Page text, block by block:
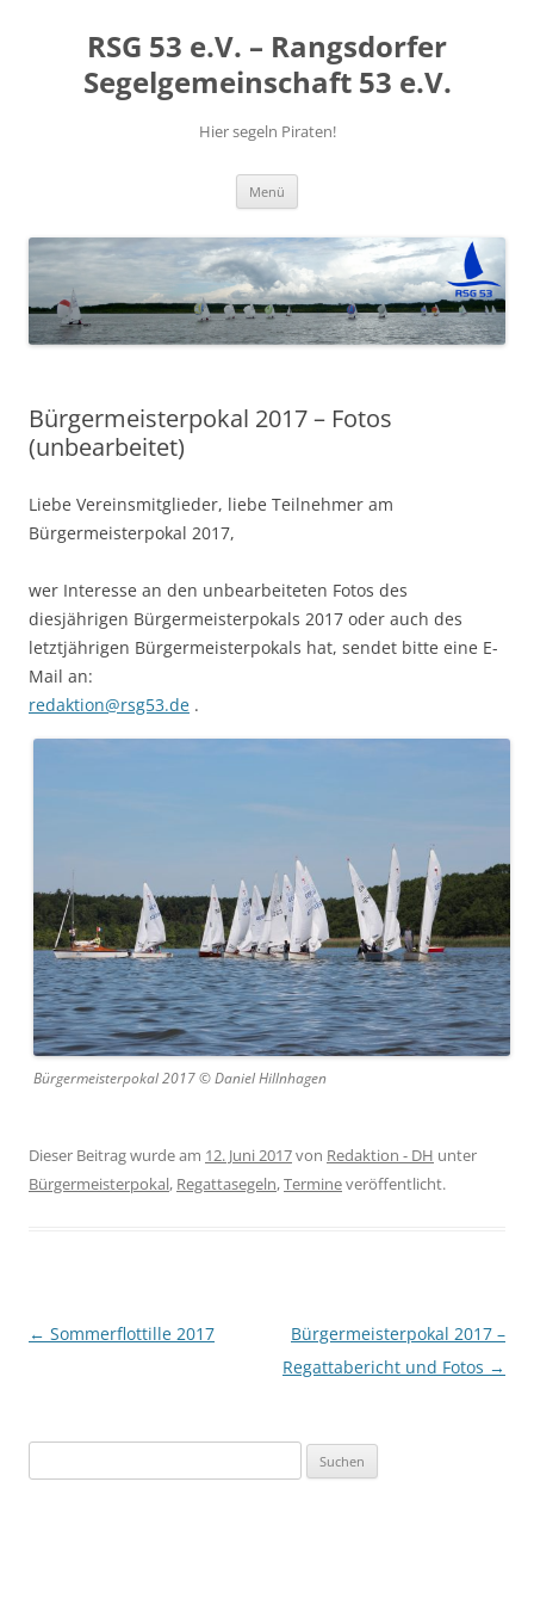
RSG 53 e.V. – Rangsdorfer
Segelgemeinschaft 53 e.V.
Hier segeln Piraten!
Menü
Bürgermeisterpokal 2017 – Fotos
(unbearbeitet)
Liebe Vereinsmitglieder, liebe Teilnehmer am
Bürgermeisterpokal 2017,
wer Interesse an den unbearbeiteten Fotos des
diesjährigen Bürgermeisterpokals 2017 oder auch des
letztjährigen Bürgermeisterpokals hat, sendet bitte eine E-
Mail an:
redaktion@rsg53.de .
Bürgermeisterpokal 2017 © Daniel Hillnhagen
Dieser Beitrag wurde am 12. Juni 2017von Redaktion - DH unter
Bürgermeisterpokal, Regattasegeln,Termineveröffentlicht.
Beitragsnavigation
← Sommerflottille 2017
Bürgermeisterpokal 2017 –
Regattabericht und Fotos →
nach: